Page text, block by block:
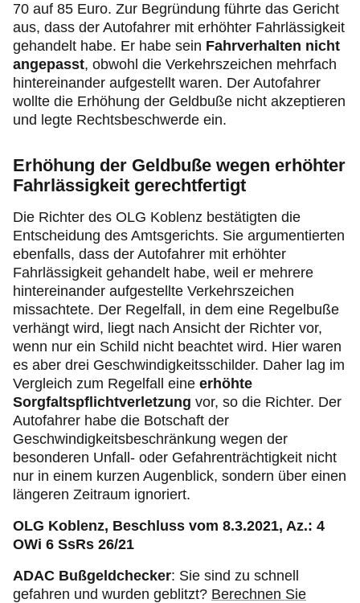
70 auf 85 Euro. Zur Begründung führte das Gericht
aus, dass der Autofahrer mit erhöhter Fahrlässigkeit
gehandelt habe. Er habe sein Fahrverhalten nicht
angepasst, obwohl die Verkehrszeichen mehrfach
hintereinander aufgestellt waren. Der Autofahrer
wollte die Erhöhung der Geldbuße nicht akzeptieren
und legte Rechtsbeschwerde ein.
Erhöhung der Geldbuße wegen erhöhter
Fahrlässigkeit gerechtfertigt
Die Richter des OLG Koblenz bestätigten die
Entscheidung des Amtsgerichts. Sie argumentierten
ebenfalls, dass der Autofahrer mit erhöhter
Fahrlässigkeit gehandelt habe, weil er mehrere
hintereinander aufgestellte Verkehrszeichen
missachtete. Der Regelfall, in dem eine Regelbuße
verhängt wird, liegt nach Ansicht der Richter vor,
wenn nur ein Schild nicht beachtet wird. Hier waren
es aber drei Geschwindigkeitsschilder. Daher lag im
Vergleich zum Regelfall eine erhöhte
Sorgfaltspflichtverletzung vor, so die Richter. Der
Autofahrer habe die Botschaft der
Geschwindigkeitsbeschränkung wegen der
besonderen Unfall- oder Gefahrenträchtigkeit nicht
nur in einem kurzen Augenblick, sondern über einen
längeren Zeitraum ignoriert.
OLG Koblenz, Beschluss vom 8.3.2021, Az.: 4
OWi 6 SsRs 26/21
ADAC Bußgeldchecker: Sie sind zu schnell
gefahren und wurden geblitzt? Berechnen Sie